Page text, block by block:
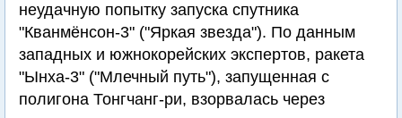
неудачную попытку запуска спутника
"Кванмёнсон-3" ("Яркая звезда"). По данным
западных и южнокорейских экспертов, ракета
"Ынха-3" ("Млечный путь"), запущенная с
полигона Тонгчанг-ри, взорвалась через